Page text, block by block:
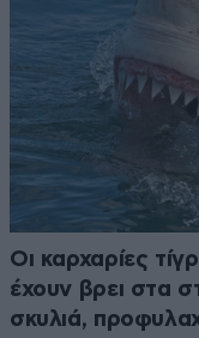
Οι καρχαρίες
έχουν βρει στα
σκυλιά,